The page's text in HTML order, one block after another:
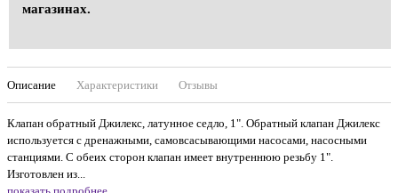
магазинах.
Описание Характеристики Отзывы
Клапан обратный Джилекс, латунное седло, 1". Обратный клапан Джилекс
используется с дренажными, самовсасывающими насосами, насосными
станциями. С обеих сторон клапан имеет внутреннюю резьбу 1".
Изготовлен из...